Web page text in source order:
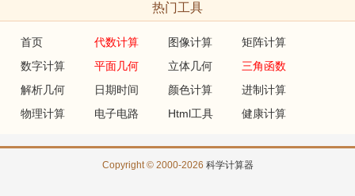
热门工具
首页 代数计算 图像计算
矩阵计算
数字计算
平面几何 立体几何
三角函数
解析几何
日期时间 颜色计算
进制计算
物理计算
电子电路 Html工具 健康计算
Copyright © 2000-2026 科学计算器